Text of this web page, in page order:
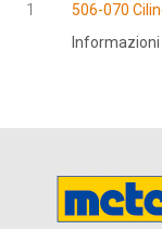
1
506-070
Informazioni